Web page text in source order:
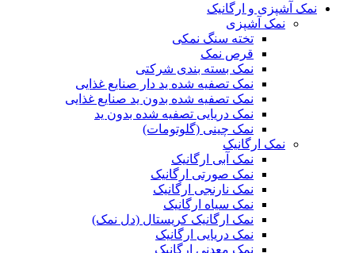
نمک آشپزی و ارگانیک
نمک آشپزی
تخته سنگ نمکی
قرص نمک
نمک بسته بندی شرکتی
نمک تصفیه شده ید دار صنایع غذایی
نمک تصفیه شده بدون ید صنایع غذایی
نمک دریایی تصفیه شده بدون ید
نمک چینی (گلوتومات)
نمک ارگانیک
نمک آبی ارگانیک
نمک صورتی ارگانیک
نمک نارنجی ارگانیک
نمک سیاه ارگانیک
نمک ارگانیک کریستال (دل نمک)
نمک دریایی ارگانیک
نمک معدنی ارگانیک